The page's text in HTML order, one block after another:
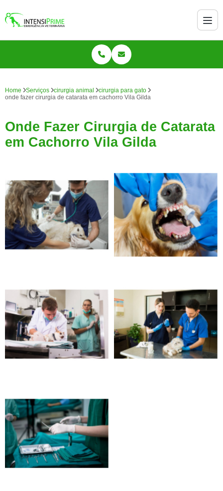
Home Serviços cirurgia animal
cirurgia para gato
onde fazer cirurgia de catarata em cachorro Vila Gilda
Onde Fazer Cirurgia de Catarata
em Cachorro Vila Gilda